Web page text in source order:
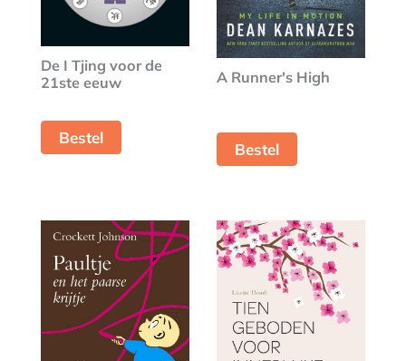
De I Tjing voor de
21ste eeuw
Bestel
A Runner's High
Bestel